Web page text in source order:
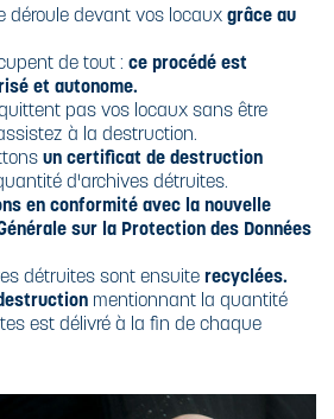
déroule devant vos locaux grâce au
de tout : ce procédé est
et autonome.
pas vos locaux sans être
à la destruction.
un certificat de destruction
d'archives détruites.
en conformité avec la nouvelle
sur la Protection des Données
détruites sont ensuite recyclées.
mentionnant la quantité
est délivré à la fin de chaque